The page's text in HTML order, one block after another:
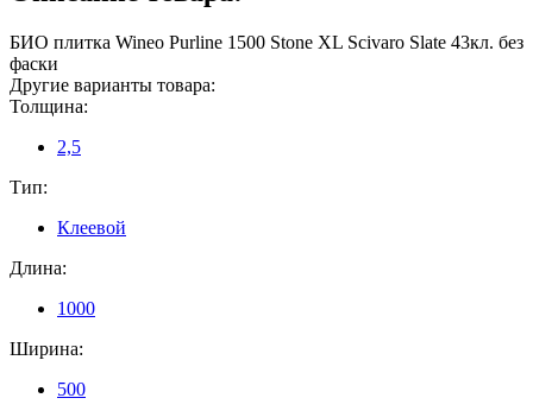
БИО плитка Wineo Purline 1500 Stone XL Scivaro Slate 43кл. без
фаски
Другие варианты товара:
Толщина:
2,5
Тип:
Клеевой
Длина:
1000
Ширина:
500